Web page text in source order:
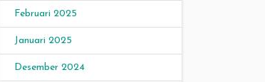
Februari 2025
Januari 2025
Desember 2024